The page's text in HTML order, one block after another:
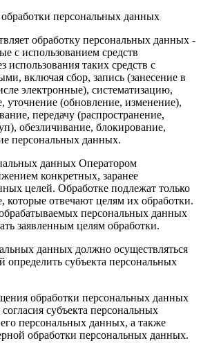
персональных данных
обработку персональных данных -
с использованием средств
использования таких средств с
включая сбор, запись (занесение в
электронные), систематизацию,
уточнение (обновление, изменение),
передачу (распространение,
обезличивание, блокирование,
персональных данных.
данных Оператором
конкретных, заранее
целей. Обработке подлежат только
которые отвечают целям их обработки.
персональных данных
заявленным целям обработки.
данных должно осуществляться
субъекта персональных
обработки персональных данных
субъекта персональных
персональных данных, а также
обработки персональных данных.